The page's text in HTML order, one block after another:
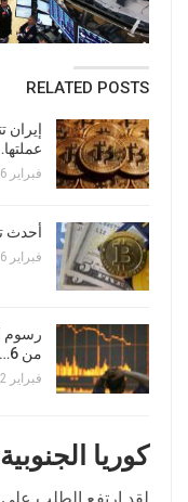
RELATED POSTS
إيران
فبراير 26, 2018
أحدث
فبراير 26, 2018
رسوم
من 6…
فبراير 22, 2018
كوريا الجنوبية